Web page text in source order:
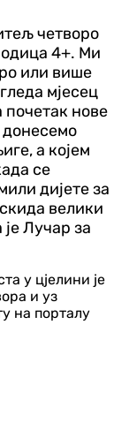
четворо
4+. Ми
или више
мјесец
почетак нове
а којем
се
дијете за
велики
Лучар за
у цјелини је
и уз
на порталу